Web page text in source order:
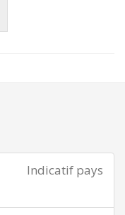
Indicatif pays